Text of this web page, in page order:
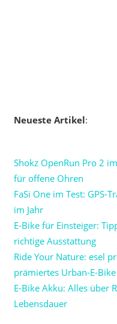
Neueste Artikel:
Shokz OpenRun Pro 2
für offene Ohren
FaSi One im Test: GPS-
im Jahr
E-Bike für Einsteiger:
richtige Ausstattung
Ride Your Nature: esel
prämiertes Urban-E-Bike
E-Bike Akku: Alles über
Lebensdauer